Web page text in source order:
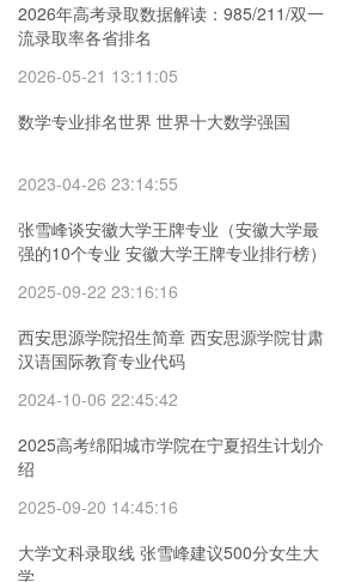
2026年高考录取数据解读：985/211/双一
流录取率各省排名
2026-05-21 13:11:05
数学专业排名世界 世界十大数学强国
2023-04-26 23:14:55
张雪峰谈安徽大学王牌专业（安徽大学最
强的10个专业 安徽大学王牌专业排行榜）
2025-09-22 23:16:16
西安思源学院招生简章 西安思源学院甘肃
汉语国际教育专业代码
2024-10-06 22:45:42
2025高考绵阳城市学院在宁夏招生计划介
绍
2025-09-20 14:45:16
大学文科录取线 张雪峰建议500分女生大
学